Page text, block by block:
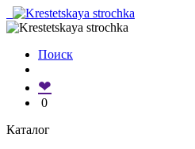
Поиск
❤
0
Каталог